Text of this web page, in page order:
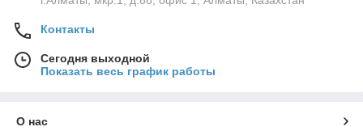
Контакты
Сегодня выходной
Показать весь график работы
О нас